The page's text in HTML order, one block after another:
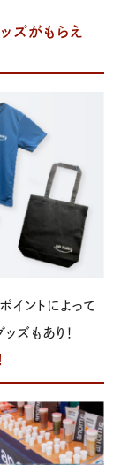
ズがもらえ
イントによって
ズもあり！